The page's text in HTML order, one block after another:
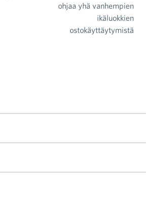
ohjaa yhä vanhempien
ikäluokkien
ostokäyttäytymistä